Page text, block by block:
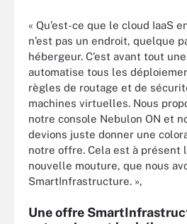
« Qu’est-ce que le cloud IaaS
n’est pas un endroit, quelque
hébergeur. C’est avant tout
automatise tous les
règles de routage et de
machines virtuelles. Nous
notre console Nebulon ON et
devions juste donner une
notre offre. Cela est à présent
nouvelle mouture, que nous
SmartInfrastructure. »,
Une offre